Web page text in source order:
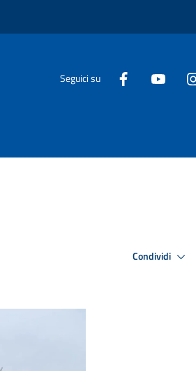
Seguici su
Condividi